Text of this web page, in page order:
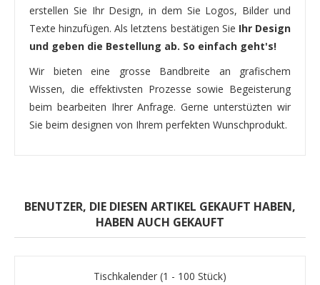
erstellen Sie Ihr Design, in dem Sie Logos, Bilder und
Texte hinzufügen. Als letztens bestätigen Sie Ihr Design
und geben die Bestellung ab. So einfach geht's!
Wir bieten eine grosse Bandbreite an grafischem
Wissen, die effektivsten Prozesse sowie Begeisterung
beim bearbeiten Ihrer Anfrage. Gerne unterstüzten wir
Sie beim designen von Ihrem perfekten Wunschprodukt.
BENUTZER, DIE DIESEN ARTIKEL GEKAUFT HABEN,
HABEN AUCH GEKAUFT
Tischkalender (1 - 100 Stück)